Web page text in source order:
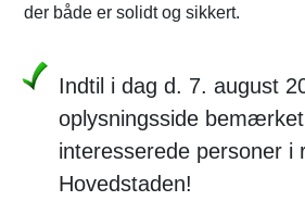
der både er solidt og sikkert.
Indtil i dag d. 7. august
oplysningsside
interesserede personer i
Hovedstaden!